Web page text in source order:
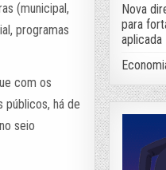
(municipal,
programas
com os
há de
seio
Nova
para
aplicada